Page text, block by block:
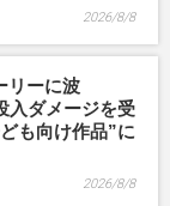
2026/8/8
リーに波
入ダメージを受
も向け作品”に
2026/8/8